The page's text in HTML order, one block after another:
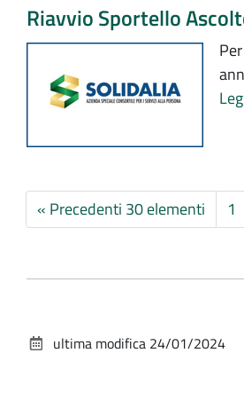
Riavvio Sportello
« Precedenti 30 elementi 1
documento
ultima modifica 24/01/2024